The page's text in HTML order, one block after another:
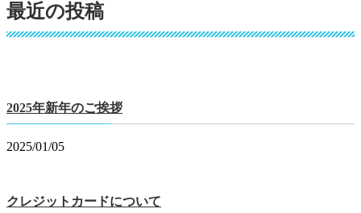
最近の投稿
2025年新年のご挨拶
2025/01/05
クレジットカードについて